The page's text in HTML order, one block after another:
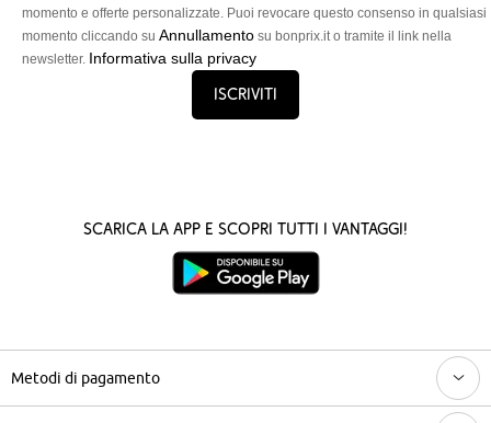
momento e offerte personalizzate. Puoi revocare questo consenso in qualsiasi
momento cliccando su Annullamento su bonprix.it o tramite il link nella
newsletter. Informativa sulla privacy
Iscriviti
Scarica la App e scopri tutti i vantaggi!
Metodi di pagamento